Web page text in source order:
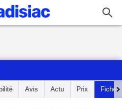
Avis Actu Prix Fiches